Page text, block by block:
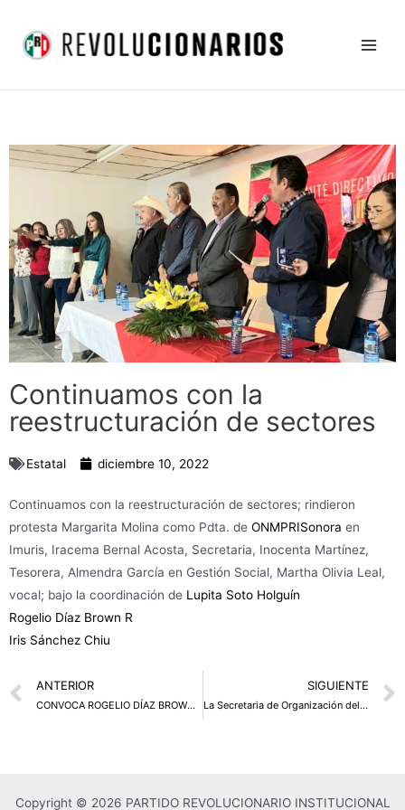
contenido
Continuamos con la
reestructuración de sectores
Estatal diciembre 10, 2022
Continuamos con la reestructuración de sectores; rindieron
protesta Margarita Molina como Pdta. de ONMPRISonora en
Imuris, Iracema Bernal Acosta, Secretaria, Inocenta Martínez,
Tesorera, Almendra García en Gestión Social, Martha Olivia Leal,
vocal; bajo la coordinación de Lupita Soto Holguín
Rogelio Díaz Brown R
Iris Sánchez Chiu
Prev
ANTERIOR
CONVOCA ROGELIO DÍAZ BROWN A EMPRESARIOS A DEFENDER LA VOLUNTAD DE LA SOCIEDAD
SIGUIENTE
La Secretaria de Organización del CEN del PRI Graciela Ortiz González, tomó protesta al nuevo Consejo Político Estatal, integrados por Priistas de lealtad y trabajo. ¡Felicidades!
Copyright © 2026 PARTIDO REVOLUCIONARIO INSTITUCIONAL